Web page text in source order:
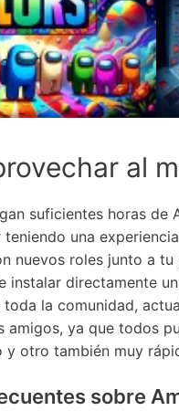
al
suficientes horas de
teniendo una
nuevos roles junto a
instalar directamente
toda la comunidad,
amigos, ya que todos
y otro también muy
sobre